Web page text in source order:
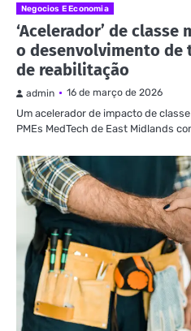
Negocios E Economia
‘Acelerador’ de
o desenvolvimento de
de reabilitação
admin 16 de março de 2026
Um acelerador de impacto de
PMEs MedTech de East Midlands